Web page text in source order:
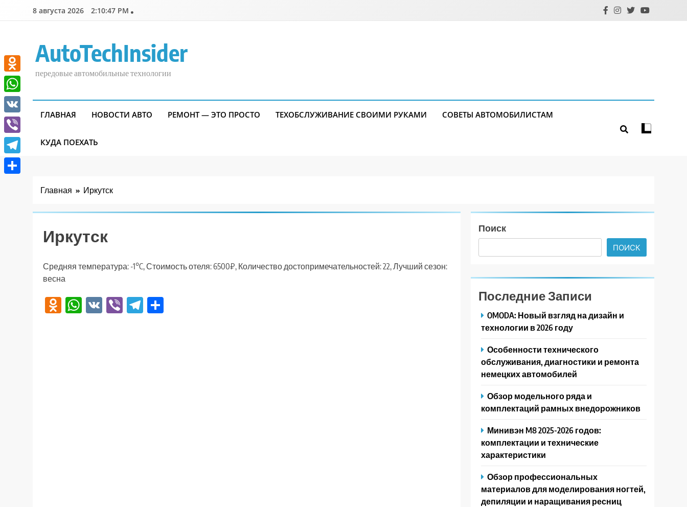
8 августа 2026 2:10:47 PM
AutoTechInsider
передовые автомобильные технологии
ГЛАВНАЯ НОВОСТИ АВТО РЕМОНТ — ЭТО ПРОСТО ТЕХОБСЛУЖИВАНИЕ СВОИМИ РУКАМИ СОВЕТЫ АВТОМОБИЛИСТАМ
КУДА ПОЕХАТЬ
Главная Иркутск
Иркутск
Средняя температура: -1°C, Стоимость отеля: 6500₽, Количество достопримечательностей: 22, Лучший сезон:
весна
Odnoklassniki
WhatsApp
VK ViberTelegram
Поиск
ПОИСК
Последние Записи
OMODA: Новый взгляд на дизайн и
технологии в 2026 году
Особенности технического
обслуживания, диагностики и ремонта
немецких автомобилей
Обзор модельного ряда и
комплектаций рамных внедорожников
Минивэн M8 2025-2026 годов:
комплектации и технические
характеристики
Обзор профессиональных
материалов для моделирования ногтей,
депиляции и наращивания ресниц
Odnoklassniki
WhatsApp
VK
Viber
Telegram